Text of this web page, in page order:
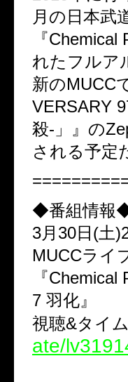
月の日本武
『
れたフルア
新のMUCC
VERSARY
殺-」』の
される予定
◆番組情報
3月30日(土
MUCCライ
『
7 羽化』
視聴&タイ
ate/